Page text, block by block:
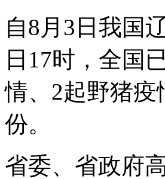
自8月3日我国
日17时，全国
情、2起野猪
份。
省委、省政府